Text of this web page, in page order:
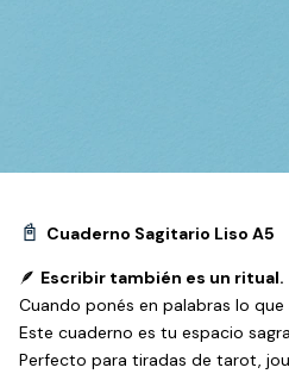
📓 Cuaderno Sagitario Liso A5
🪶 Escribir también es un ritual.
Cuando ponés en palabras lo
Este cuaderno es tu espacio
Perfecto para tiradas de tarot,